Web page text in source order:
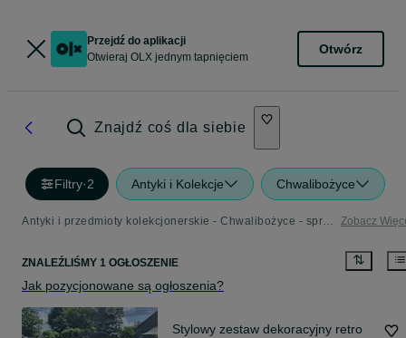
Przejdź do aplikacji
Otwieraj OLX jednym tapnięciem
Otwórz
Znajdź coś dla siebie
Filtry·2 Antyki i Kolekcje Chwalibożyce
Antyki i przedmioty kolekcjonerskie - Chwalibożyce - sprawdź ogłoszenia w Twojej okolicy Zobacz
ZNALEŹLIŚMY 1 OGŁOSZENIE
Jak pozycjonowane są ogłoszenia?
Stylowy zestaw dekoracyjny retro